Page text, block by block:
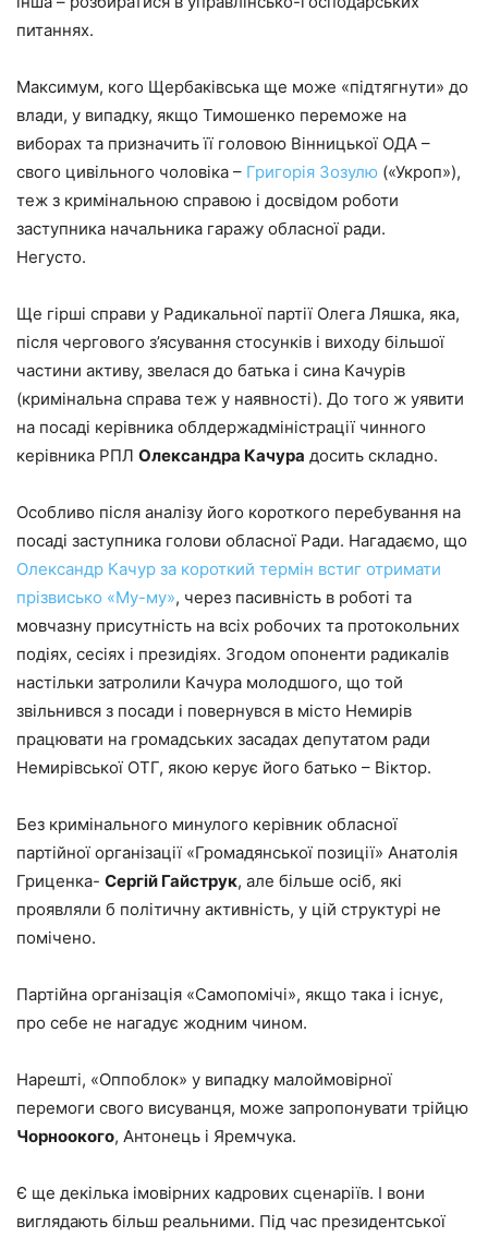
питаннях.
Максимум, кого Щербаківська ще може «підтягнути» до
влади, у випадку, якщо Тимошенко переможе на
виборах та призначить її головою Вінницької ОДА –
свого цивільного чоловіка – Григорія Зозулю («Укроп»),
теж з кримінальною справою і досвідом роботи
заступника начальника гаражу обласної ради.
Негусто.
Ще гірші справи у Радикальної партії Олега Ляшка, яка,
після чергового з’ясування стосунків і виходу більшої
частини активу, звелася до батька і сина Качурів
(кримінальна справа теж у наявності). До того ж уявити
на посаді керівника облдержадміністрації чинного
керівника РПЛ Олександра Качура досить складно.
Особливо після аналізу його короткого перебування на
посаді заступника голови обласної Ради. Нагадаємо, що
Олександр Качур за короткий термін встиг отримати
прізвисько «Му-му», через пасивність в роботі та
мовчазну присутність на всіх робочих та протокольних
подіях, сесіях і президіях. Згодом опоненти радикалів
настільки затролили Качура молодшого, що той
звільнився з посади і повернувся в місто Немирів
працювати на громадських засадах депутатом ради
Немирівської ОТГ, якою керує його батько – Віктор.
Без кримінального минулого керівник обласної
партійної організації «Громадянської позиції» Анатолія
Гриценка- Сергій Гайструк, але більше осіб, які
проявляли б політичну активність, у цій структурі не
помічено.
Партійна організація «Самопомічі», якщо така і існує,
про себе не нагадує жодним чином.
Нарешті, «Оппоблок» у випадку малоймовірної
перемоги свого висуванця, може запропонувати трійцю
Чорноокого, Антонець і Яремчука.
Є ще декілька імовірних кадрових сценаріїв. І вони
виглядають більш реальними. Під час президентської